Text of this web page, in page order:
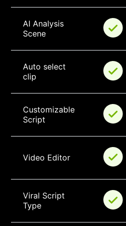
AI Analysis
Scene
Auto select
clip
Customizable
Script
Video Editor
Viral Script
Type